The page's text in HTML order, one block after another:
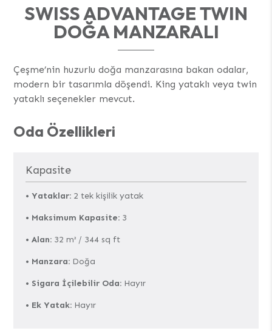
SWISS ADVANTAGE TWIN
DOĞA MANZARALI
Çeşme’nin huzurlu doğa manzarasına bakan odalar,
modern bir tasarımla döşendi. King yataklı veya twin
yataklı seçenekler mevcut.
Oda Özellikleri
Kapasite
•Yataklar: 2 tek kişilik yatak
• Maksimum Kapasite: 3
•Alan: 32 m² / 344 sq ft
• Manzara: Doğa
• Sigara İçilebilir Oda: Hayır
• Ek Yatak: Hayır